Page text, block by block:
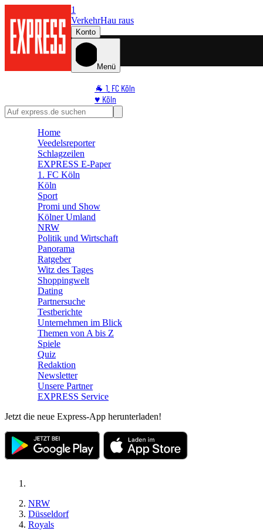
1
VerkehrHau raus
Konto
Menü
🐐 1. FC Köln
♥️ Köln
⭐ Promi
🛒 Shoppingwelt
Home
Veedelsreporter
Schlagzeilen
EXPRESS E-Paper
1. FC Köln
Köln
Sport
Promi und Show
Kölner Umland
NRW
Politik und Wirtschaft
Panorama
Ratgeber
Witz des Tages
Shoppingwelt
Dating
Partnersuche
Testberichte
Unternehmen im Blick
Themen von A bis Z
Spiele
Quiz
Redaktion
Newsletter
Unsere Partner
EXPRESS Service
Jetzt die neue Express-App herunterladen!
NRW
Düsseldorf
Royals